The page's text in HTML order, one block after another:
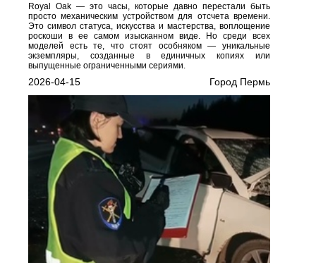
Royal Oak — это часы, которые давно перестали быть
просто механическим устройством для отсчета времени.
Это символ статуса, искусства и мастерства, воплощение
роскоши в ее самом изысканном виде. Но среди всех
моделей есть те, что стоят особняком — уникальные
экземпляры, созданные в единичных копиях или
выпущенные ограниченными сериями.
2026-04-15 Город Пермь